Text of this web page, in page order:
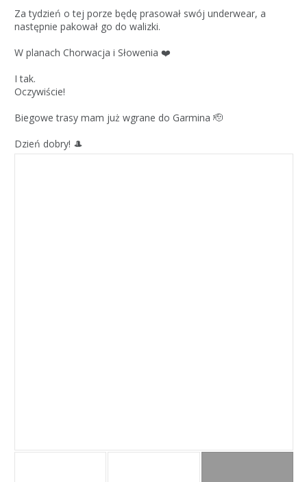
Za tydzień o tej porze będę prasował swój underwear, a
następnie pakował go do walizki.
W planach Chorwacja i Słowenia ❤️
I tak.
Oczywiście!
Biegowe trasy mam już wgrane do Garmina 🫡
Dzień dobry! 🎩